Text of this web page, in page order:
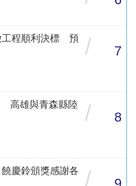
工程順利決標 預
/ 7
高雄與青森縣陸
/ 8
慶鈴頒獎感謝各
/